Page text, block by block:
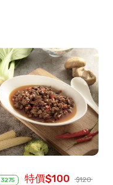
3275 特價$100 $120